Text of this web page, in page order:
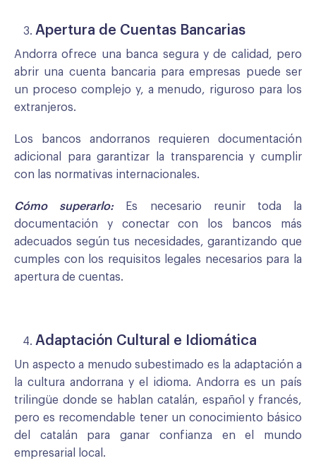
Apertura de Cuentas Bancarias
Andorra ofrece una banca segura y de calidad, pero
abrir una cuenta bancaria para empresas puede ser
un proceso complejo y, a menudo, riguroso para los
extranjeros.
Los bancos andorranos requieren documentación
adicional para garantizar la transparencia y cumplir
con las normativas internacionales.
Cómo superarlo: Es necesario reunir toda la
documentación y conectar con los bancos más
adecuados según tus necesidades, garantizando que
cumples con los requisitos legales necesarios para la
apertura de cuentas.
Adaptación Cultural e Idiomática
Un aspecto a menudo subestimado es la adaptación a
la cultura andorrana y el idioma. Andorra es un país
trilingüe donde se hablan catalán, español y francés,
pero es recomendable tener un conocimiento básico
del catalán para ganar confianza en el mundo
empresarial local.